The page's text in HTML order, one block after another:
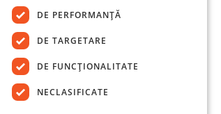
DE PERFORMANȚĂ
DE TARGETARE
DE FUNCŢIONALITATE
NECLASIFICATE